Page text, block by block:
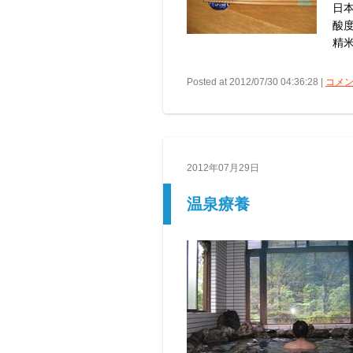
日
酸
精
Posted at 2012/07/30 04:36:28 | コメ
2012年07月29日
温泉療養